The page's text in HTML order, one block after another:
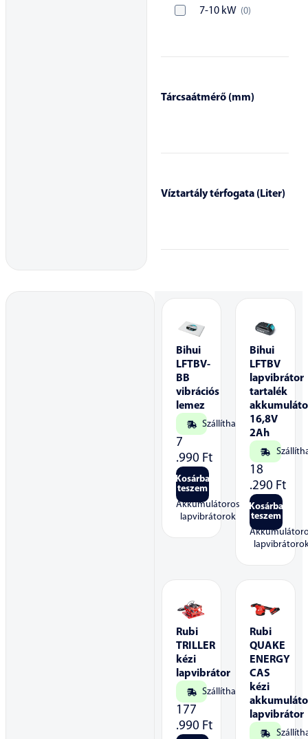
7-10 kW (0)
Tárcsaátmérő (mm)
Víztartály térfogata (Liter)
Bihui
LFTBV-
BB
vibrációs
lemez
Szállítható
7
.990 Ft
Kosárba
teszem
Akkumulátoros
lapvibrátorok
Bihui
LFTBV
lapvibrátor
tartalék
16,8V
2Ah
18
.290 Ft
Kosárba
teszem
Rubi
TRILLER
kézi
lapvibrátor
Szállítható
177
.990 Ft
Rubi
QUAKE
ENERGY
CAS
kézi
lapvibrátor